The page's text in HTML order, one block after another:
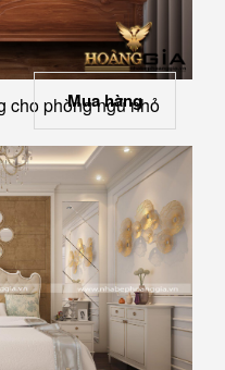
cho phòng ngủ nhỏ
Mua hàng